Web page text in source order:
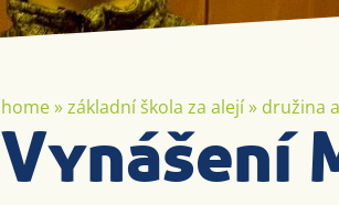
home»základní škola za alejí» družina
Vynášení